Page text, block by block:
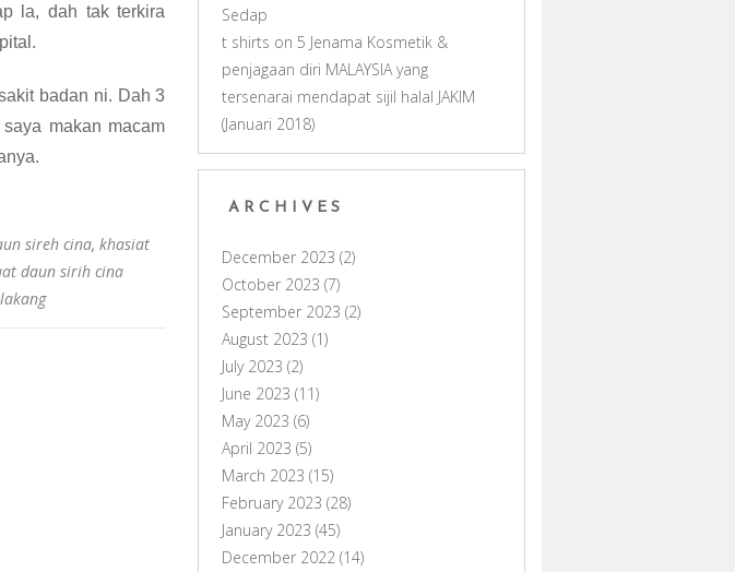
la, dah tak terkira
badan ni. Dah 3
makan macam
sireh cina, khasiat
daun sirih cina
Sedap
t shirts on 5 Jenama Kosmetik &
penjagaan diri MALAYSIA yang
tersenarai mendapat sijil halal JAKIM
(Januari 2018)
ARCHIVES
December 2023 (2)
October 2023 (7)
September 2023 (2)
August 2023 (1)
July 2023 (2)
June 2023 (11)
May 2023 (6)
April 2023 (5)
March 2023 (15)
February 2023 (28)
January 2023 (45)
December 2022 (14)